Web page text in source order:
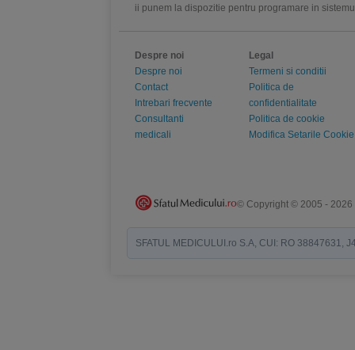
ii punem la dispozitie pentru programare in
Despre noi
Despre noi
Contact
Intrebari frecvente
Consultanti
medicali
Legal
Termeni si conditii
Politica de
confidentialitate
Politica de cookie
Modifica Setarile Cookie
© Copyright © 2005 - 2026
SFATUL MEDICULUI.ro S.A, CUI: RO 38847631,